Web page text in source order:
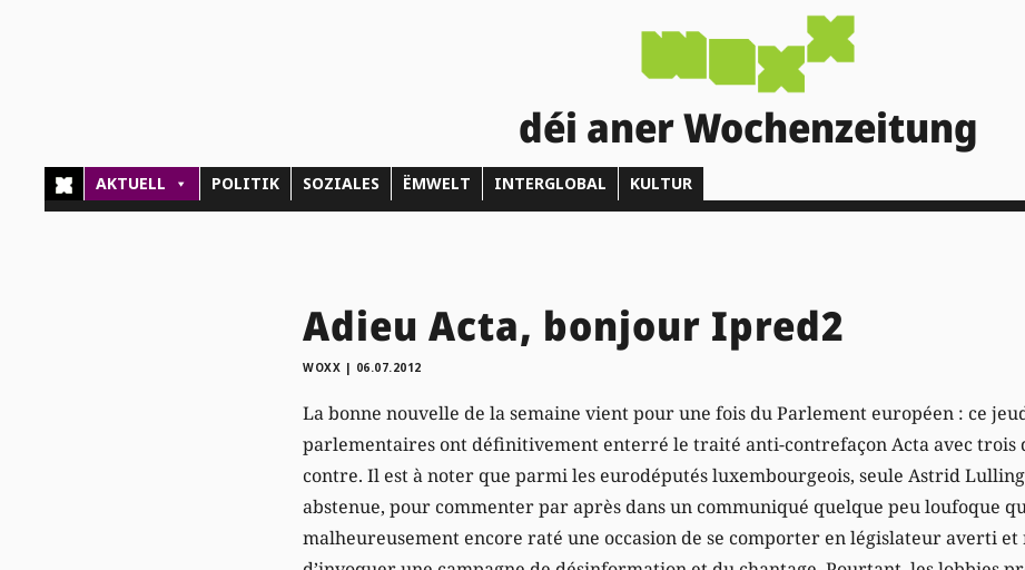
déi aner Wochenzeitung
AKTUELL POLITIK SOZIALES ËMWELT INTERGLOBAL KULTUR
Adieu Acta, bonjour Ipred2
WOXX | 06.07.2012
La bonne nouvelle de la semaine vient pour une fois du Parlement européen : ce
parlementaires ont définitivement enterré le traité anti-contrefaçon Acta avec trois
contre. Il est à noter que parmi les eurodéputés luxembourgeois, seule Astrid Lulling
abstenue, pour commenter par après dans un communiqué quelque peu loufoque
malheureusement encore raté une occasion de se comporter en législateur averti et